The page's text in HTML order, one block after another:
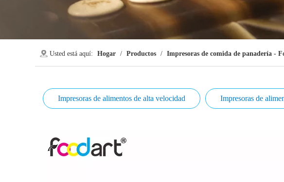
Usted está aquí: Hogar / Productos / Impresoras de comida de panadería -
Impresoras de alimentos de alta velocidad Impresoras de